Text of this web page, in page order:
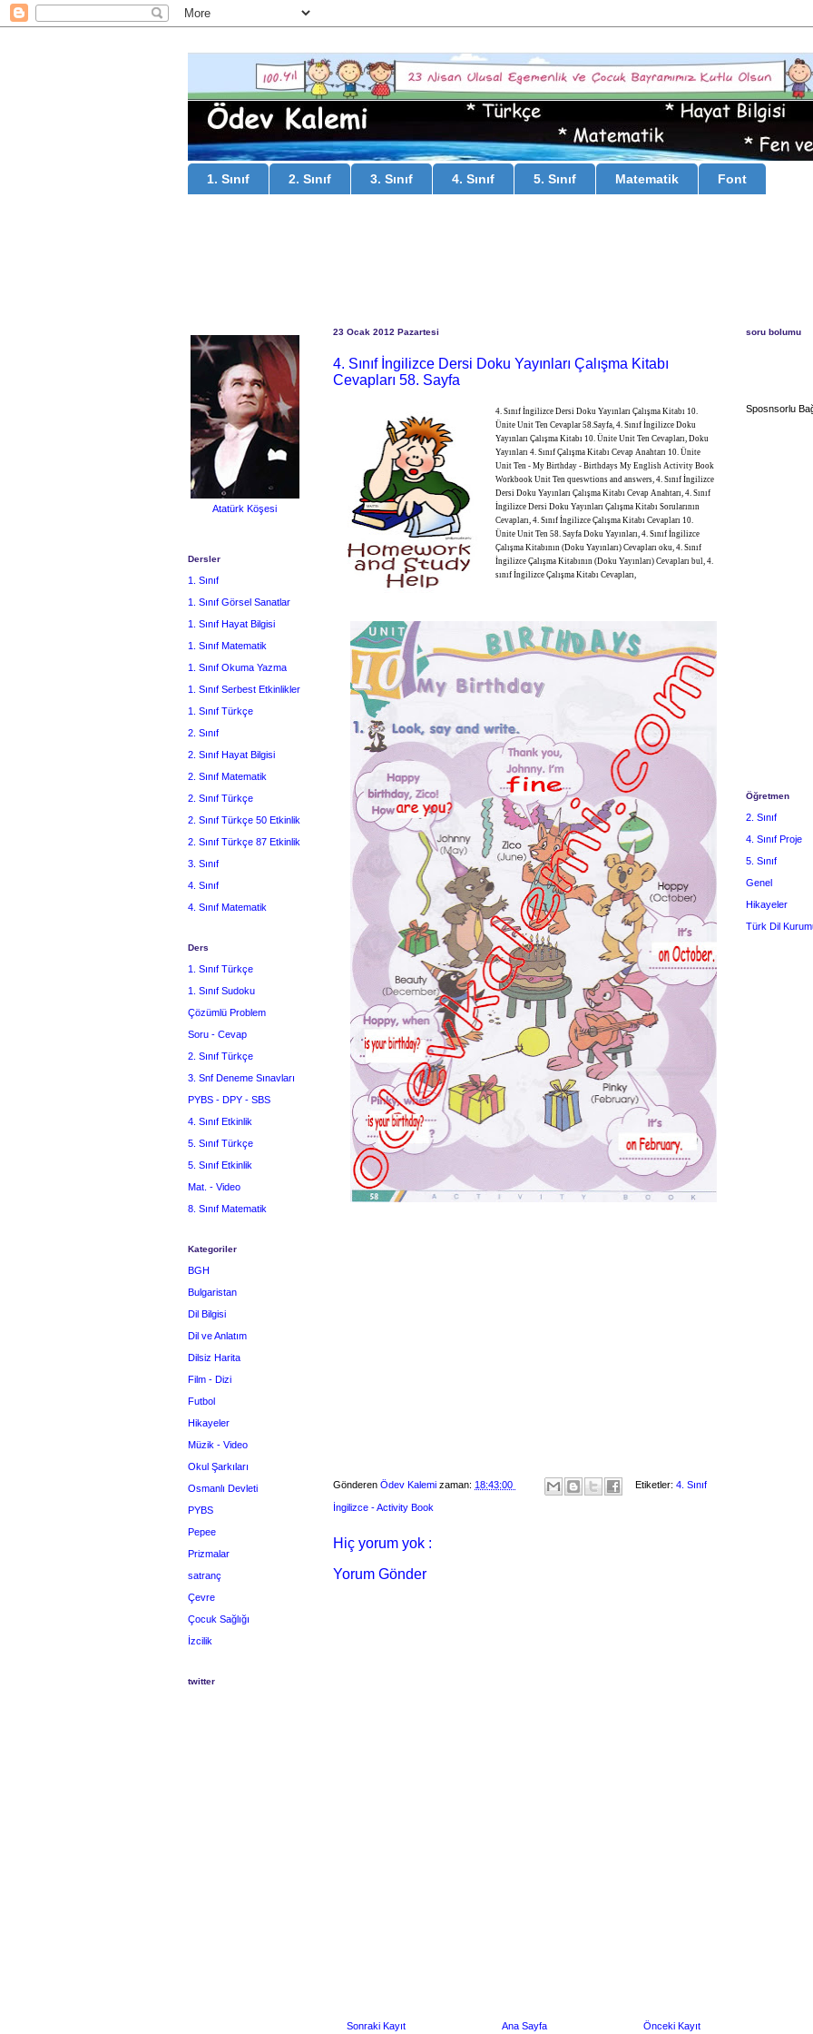
1. Sınıf 2. Sınıf 3. Sınıf 4. Sınıf 5. Sınıf Matematik Font
23 Ocak 2012 Pazartesi
4. Sınıf İngilizce Dersi Doku Yayınları Çalışma Kitabı
Cevapları 58. Sayfa
4. Sınıf İngilizce Dersi Doku Yayınları Çalışma Kitabı 10.
Ünite Unit Ten Cevaplar 58.Sayfa, 4. Sınıf İngilizce Doku
Yayınları Çalışma Kitabı 10. Ünite Unit Ten Cevapları, Doku
Yayınları 4. Sınıf Çalışma Kitabı Cevap Anahtarı 10. Ünite
Unit Ten - My Birthday - Birthdays My English Activity Book
Workbook Unit Ten queswtions and answers, 4. Sınıf İngilizce
Dersi Doku Yayınları Çalışma Kitabı Cevap Anahtarı, 4. Sınıf
İngilizce Dersi Doku Yayınları Çalışma Kitabı Sorularının
Cevapları, 4. Sınıf İngilizce Çalışma Kitabı Cevapları 10.
Ünite Unit Ten 58. Sayfa Doku Yayınları, 4. Sınıf İngilizce
Çalışma Kitabının (Doku Yayınları) Cevapları oku, 4. Sınıf
İngilizce Çalışma Kitabının (Doku Yayınları) Cevapları bul, 4.
sınıf İngilizce Çalışma Kitabı Cevapları,
Gönderen Ödev Kalemi zaman: 18:43:00 Etiketler: 4. Sınıf
İngilizce - Activity Book
Hiç yorum yok :
Yorum Gönder
Sonraki Kayıt Önceki Kayıt
Ana Sayfa
Atatürk Köşesi
Dersler
1. Sınıf
1. Sınıf Görsel Sanatlar
1. Sınıf Hayat Bilgisi
1. Sınıf Matematik
1. Sınıf Okuma Yazma
1. Sınıf Serbest Etkinlikler
1. Sınıf Türkçe
2. Sınıf
2. Sınıf Hayat Bilgisi
2. Sınıf Matematik
2. Sınıf Türkçe
2. Sınıf Türkçe 50 Etkinlik
2. Sınıf Türkçe 87 Etkinlik
3. Sınıf
4. Sınıf
4. Sınıf Matematik
Ders
1. Sınıf Türkçe
1. Sınıf Sudoku
Çözümlü Problem
Soru - Cevap
2. Sınıf Türkçe
3. Snf Deneme Sınavları
PYBS - DPY - SBS
4. Sınıf Etkinlik
5. Sınıf Türkçe
5. Sınıf Etkinlik
Mat. - Video
8. Sınıf Matematik
Kategoriler
BGH
Bulgaristan
Dil Bilgisi
Dil ve Anlatım
Dilsiz Harita
Film - Dizi
Futbol
Hikayeler
Müzik - Video
Okul Şarkıları
Osmanlı Devleti
PYBS
Pepee
Prizmalar
satranç
Çevre
Çocuk Sağlığı
İzcilik
twitter
soru bolumu
Sposnsorlu
Öğretmen
2. Sınıf
4. Sınıf Proje
5. Sınıf
Genel
Hikayeler
Türk Dil